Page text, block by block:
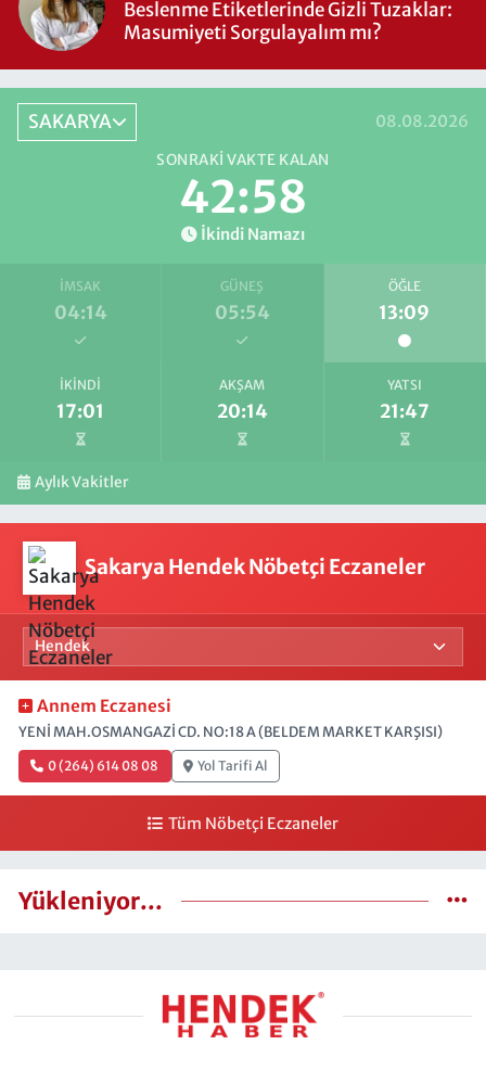
Beslenme Etiketlerinde Gizli Tuzaklar:
Masumiyeti Sorgulayalım mı?
SAKARYA 08.08.2026
SONRAKI VAKTE KALAN
42:57
İkindi Namazı
İMSAK
04:14
GÜNEŞ
05:54
ÖĞLE
13:09
İKINDI
17:01
AKŞAM
20:14
YATSI
21:47
Aylık Vakitler
Sakarya Hendek Nöbetçi Eczaneler
Annem Eczanesi
YENİ MAH.OSMANGAZİ CD. NO:18 A (BELDEM MARKET KARŞISI)
0 (264) 614 08 08 Yol Tarifi Al
Tüm Nöbetçi Eczaneler
Yükleniyor...